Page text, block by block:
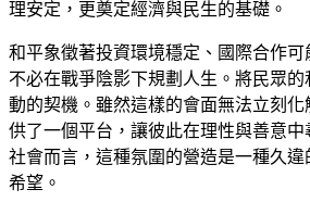
理安定，更奠定經濟與民生的基礎。
和平象徵著投資環境穩定、國際合作
不必在戰爭陰影下規劃人生。將民眾
動的契機。雖然這樣的會面無法立刻
供了一個平台，讓彼此在理性與善意
社會而言，這種氛圍的營造是一種久
希望。